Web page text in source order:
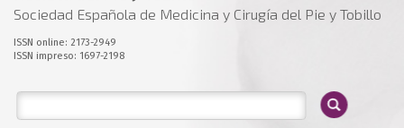
Sociedad Española de Medicina y Cirugía del Pie y Tobillo
ISSN online: 2173-2949
ISSN impreso: 1697-2198